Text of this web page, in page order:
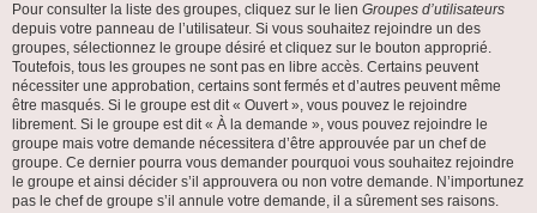
Pour consulter la liste des groupes, cliquez sur le lien Groupes d’utilisateurs
depuis votre panneau de l’utilisateur. Si vous souhaitez rejoindre un des
groupes, sélectionnez le groupe désiré et cliquez sur le bouton approprié.
Toutefois, tous les groupes ne sont pas en libre accès. Certains peuvent
nécessiter une approbation, certains sont fermés et d’autres peuvent même
être masqués. Si le groupe est dit « Ouvert », vous pouvez le rejoindre
librement. Si le groupe est dit « À la demande », vous pouvez rejoindre le
groupe mais votre demande nécessitera d’être approuvée par un chef de
groupe. Ce dernier pourra vous demander pourquoi vous souhaitez rejoindre
le groupe et ainsi décider s’il approuvera ou non votre demande. N’importunez
pas le chef de groupe s’il annule votre demande, il a sûrement ses raisons.